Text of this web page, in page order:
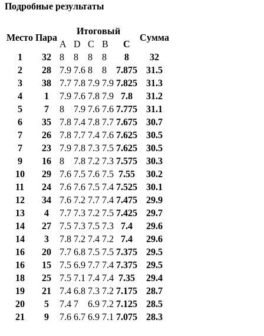
Подробные результаты
Место Пара
Итоговый
Сумма
A D C B
С
1
32 8 8 8 8 8
32
2
28 7.9 7.6 8 8 7.875
31.5
3
38 7.7 7.8 7.9 7.9 7.825
31.3
4
1 7.9 7.6 7.8 7.9 7.8
31.2
5
7 8 7.9 7.6 7.6 7.775
31.1
6
35 7.8 7.4 7.8 7.7 7.675
30.7
7
26 7.8 7.7 7.4 7.6 7.625
30.5
7
23 7.9 7.8 7.3 7.5 7.625
30.5
9
16 8 7.8 7.2 7.3 7.575
30.3
10
29 7.6 7.5 7.6 7.5 7.55
30.2
11
24 7.6 7.6 7.5 7.4 7.525
30.1
12
34 7.6 7.2 7.7 7.4 7.475
29.9
13
4 7.7 7.3 7.2 7.5 7.425
29.7
14
27 7.5 7.3 7.5 7.3 7.4
29.6
14
3 7.8 7.2 7.4 7.2 7.4
29.6
16
20 7.7 6.8 7.5 7.5 7.375
29.5
16
15 7.5 6.9 7.7 7.4 7.375
29.5
18
25 7.5 7.1 7.4 7.4 7.35
29.4
19
21 7.4 6.8 7.3 7.2 7.175
28.7
20
5 7.4 7 6.9 7.2 7.125
28.5
21
9 7.6 6.7 6.9 7.1 7.075 28.3